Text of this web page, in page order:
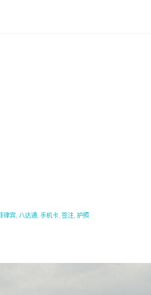
律宾, 八达通, 手机卡, 签注, 护照